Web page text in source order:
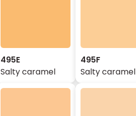
495E
Salty caramel
495F
Salty caramel